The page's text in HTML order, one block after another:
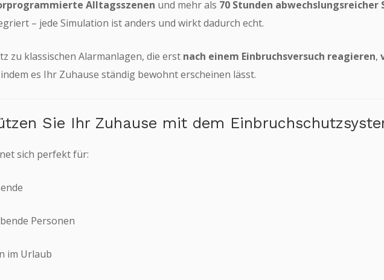
Alltagsszenen und mehr als 70 Stunden abwechslungsreicher
– jede Simulation ist anders und wirkt dadurch echt.
zu klassischen Alarmanlagen, die erst nach einem Einbruchsversuch reagieren,
es Ihr Zuhause ständig bewohnt erscheinen lässt.
Sie Ihr Zuhause mit dem
sich perfekt für:
Personen
im Urlaub